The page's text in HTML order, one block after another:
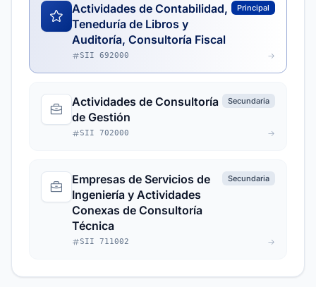
Actividades de Contabilidad,
Teneduría de Libros y
Auditoría, Consultoría Fiscal
Principal
SII 692000
Actividades de Consultoría
de Gestión
Secundaria
SII 702000
Empresas de Servicios de
Ingeniería y Actividades
Conexas de Consultoría
Técnica
Secundaria
SII 711002